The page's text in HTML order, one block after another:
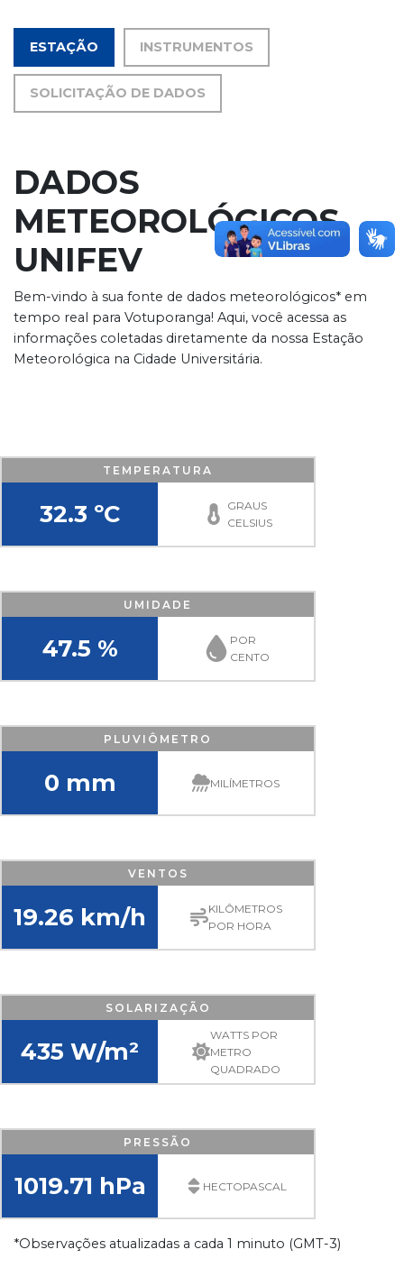
ESTAÇÃO INSTRUMENTOS
SOLICITAÇÃO DE DADOS
DADOS
METEOROLÓGICOS
UNIFEV
Bem-vindo à sua fonte de dados meteorológicos* em
tempo real para Votuporanga! Aqui, você acessa as
informações coletadas diretamente da nossa Estação
Meteorológica na Cidade Universitária.
TEMPERATURA
32.3 ºC
GRAUS
CELSIUS
UMIDADE
47.5 %
POR
CENTO
PLUVIÔMETRO
0 mm MILÍMETROS
VENTOS
19.26 km/h
KILÔMETROS
POR HORA
SOLARIZAÇÃO
435 W/m²
WATTS POR
METRO
QUADRADO
PRESSÃO
1019.71 hPa HECTOPASCAL
*Observações atualizadas a cada 1 minuto (GMT-3)